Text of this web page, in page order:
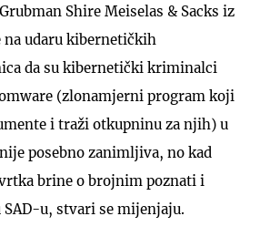
Shire Meiselas & Sacks iz
na udaru kibernetičkih
da su kibernetički kriminalci
(zlonamjerni program koji
i traži otkupninu za njih) u
posebno zanimljiva, no kad
brine o brojnim poznati i
u, stvari se mijenjaju.